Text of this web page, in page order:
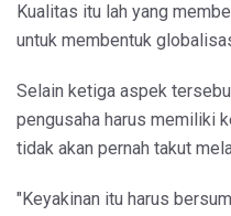
Kualitas itu lah yang
untuk membentuk
Selain ketiga aspek
pengusaha harus memiliki
tidak akan pernah takut
"Keyakinan itu harus